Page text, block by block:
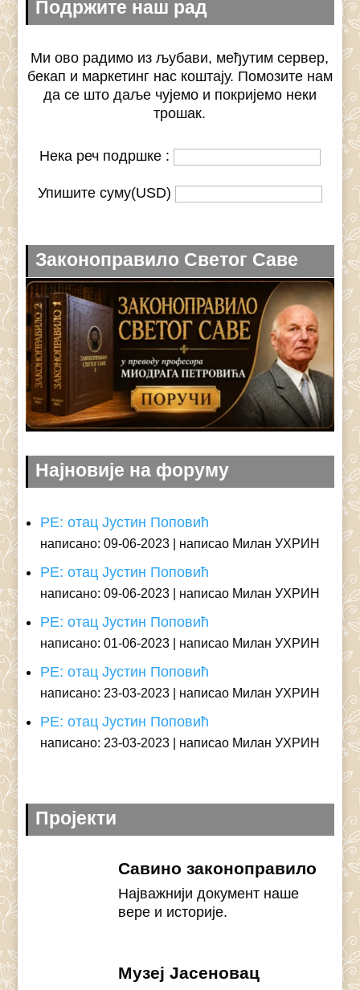
Подржите наш рад
Ми ово радимо из љубави, међутим сервер,
бекап и маркетинг нас коштају. Помозите нам
да се што даље чујемо и покријемо неки
трошак.
Нека реч подршке :
Упишите суму(USD)
Законоправило Светог Саве
Најновије на форуму
РЕ: отац Јустин Поповић
написано: 09-06-2023 написао Милан УХРИН
РЕ: отац Јустин Поповић
написано: 09-06-2023 написао Милан УХРИН
РЕ: отац Јустин Поповић
написано: 01-06-2023 написао Милан УХРИН
РЕ: отац Јустин Поповић
написано: 23-03-2023 написао Милан УХРИН
РЕ: отац Јустин Поповић
написано: 23-03-2023 написао Милан УХРИН
Пројекти
Савино законоправило
Најважнији документ наше
вере и историје.
Музеј Јасеновац